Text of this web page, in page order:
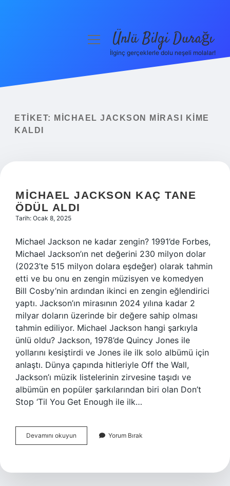
Yasal Uyarı
menüyüÜnlü Bilgi Durağı
İlginç gerçeklerle dolu neşeli molalar!
ETIKET:
MICHAEL JACKSON MIRASI KIME
KALDI
MICHAEL JACKSON KAÇ TANE
ÖDÜL ALDI
Tarih: Ocak 8, 2025
Michael Jackson ne kadar zengin? 1991’de Forbes,
Michael Jackson’ın net değerini 230 milyon dolar
(2023’te 515 milyon dolara eşdeğer) olarak tahmin
etti ve bu onu en zengin müzisyen ve komedyen
Bill Cosby’nin ardından ikinci en zengin eğlendirici
yaptı. Jackson’ın mirasının 2024 yılına kadar 2
milyar doların üzerinde bir değere sahip olması
tahmin ediliyor. Michael Jackson hangi şarkıyla
ünlü oldu? Jackson, 1978’de Quincy Jones ile
yollarını kesiştirdi ve Jones ile ilk solo albümü için
anlaştı. Dünya çapında hitleriyle Off the Wall,
Jackson’ı müzik listelerinin zirvesine taşıdı ve
albümün en popüler şarkılarından biri olan Don’t
Stop ‘Til You Get Enough ile ilk…
Devamını okuyun
Jackson
Ödül
Yorum Bırak